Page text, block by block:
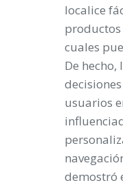
localice
productos
cuales
De
usuarios
demostró